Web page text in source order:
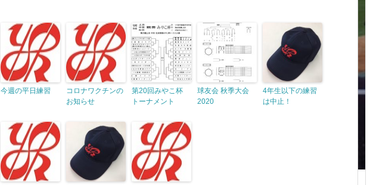
今週の平日練習
コロナワクチンの
お知らせ
第20回みやこ杯
トーナメント
球友会 秋季大会
2020
4年生以下の練習
は中止！